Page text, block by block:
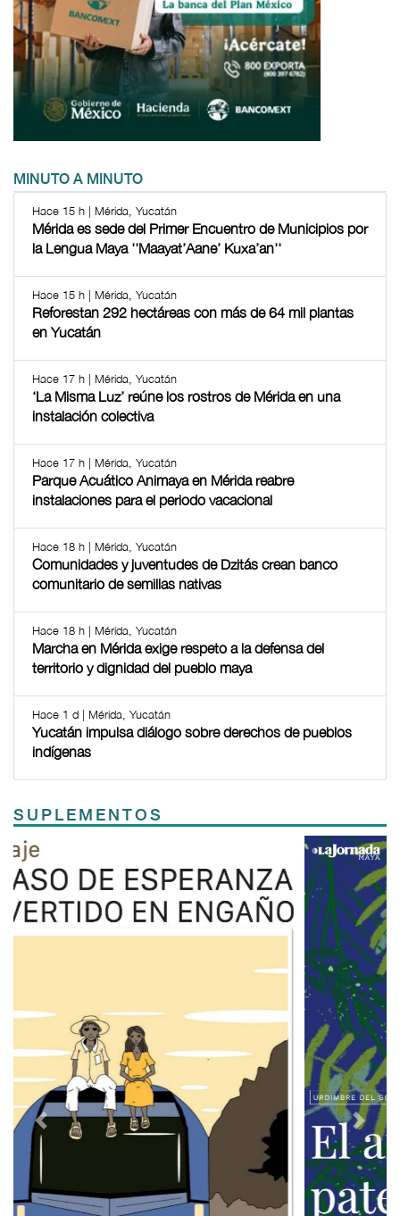
MINUTO A MINUTO
Hace 15 h | Mérida, Yucatán
Mérida es sede del Primer Encuentro de Municipios por
la Lengua Maya ''Maayat’Aane’ Kuxa’an''
Hace 15 h | Mérida, Yucatán
Reforestan 292 hectáreas con más de 64 mil plantas
en Yucatán
Hace 17 h | Mérida, Yucatán
‘La Misma Luz’ reúne los rostros de Mérida en una
instalación colectiva
Hace 17 h | Mérida, Yucatán
Parque Acuático Animaya en Mérida reabre
instalaciones para el periodo vacacional
Hace 18 h | Mérida, Yucatán
Comunidades y juventudes de Dzitás crean banco
comunitario de semillas nativas
Hace 18 h | Mérida, Yucatán
Marcha en Mérida exige respeto a la defensa del
territorio y dignidad del pueblo maya
Hace 1 d | Mérida, Yucatán
Yucatán impulsa diálogo sobre derechos de pueblos
indígenas
SUPLEMENTOS
Previous Next